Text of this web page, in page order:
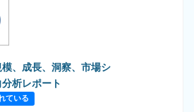
、成長、洞察、市場シ
析レポート
ている